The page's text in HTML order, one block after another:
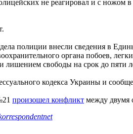
не реагировал и с ножом
полиции внесли сведения в
органа побоев,
лишением свободы на срок до пяти
кодекса Украины и
произошел конфликт между двумя